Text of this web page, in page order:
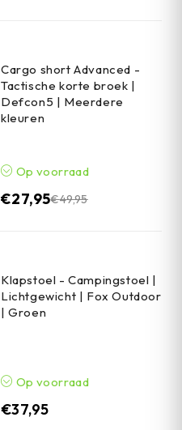
Cargo short Advanced -
Tactische korte broek |
Defcon5 | Meerdere
kleuren
Op voorraad
€49,95
€27,95
Klapstoel - Campingstoel |
Lichtgewicht | Fox Outdoor
| Groen
Op voorraad
€37,95